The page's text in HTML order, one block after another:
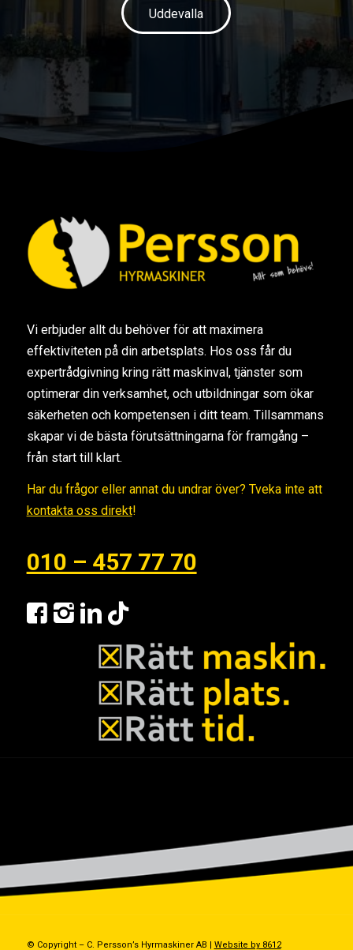
Uddevalla
Vi erbjuder allt du behöver för att maximera
effektiviteten på din arbetsplats. Hos oss får du
expertrådgivning kring rätt maskinval, tjänster som
optimerar din verksamhet, och utbildningar som ökar
säkerheten och kompetensen i ditt team. Tillsammans
skapar vi de bästa förutsättningarna för framgång –
från start till klart.
Har du frågor eller annat du undrar över? Tveka inte att
kontakta oss direkt!
010 – 457 77 70
© Copyright – C. Persson’s Hyrmaskiner AB | Website by 8612